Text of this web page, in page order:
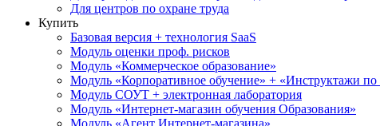
Для центров по охране труда
Купить
Базовая версия + технология SaaS
Модуль оценки проф. рисков
Модуль «Коммерческое образование»
Модуль «Корпоративное обучение» + «Инструктажи по
Модуль СОУТ + электронная лаборатория
Модуль «Интернет-магазин обучения Образования»
Модуль «Агент Интернет-магазина»